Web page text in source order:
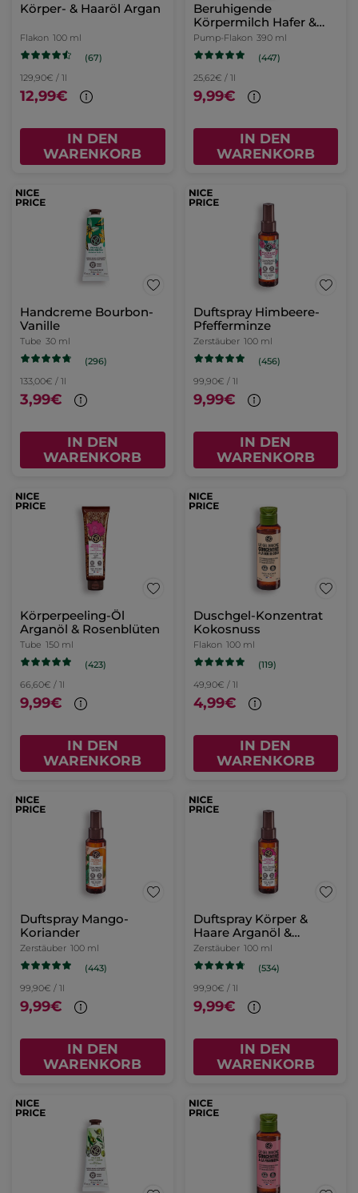
Körper- & Haaröl Argan
Flakon 100 ml
(67)
129,90€ / 1l
12,99€
IN DEN
WARENKORB
Beruhigende
Körpermilch Hafer &
Buchweizen
Pump-Flakon 390 ml
(447)
25,62€ / 1l
9,99€
IN DEN
WARENKORB
Handcreme Bourbon-
Vanille
Tube 30 ml
(296)
133,00€ / 1l
3,99€
IN DEN
WARENKORB
Duftspray Himbeere-
Pfefferminze
Zerstäuber 100 ml
(456)
99,90€ / 1l
9,99€
IN DEN
WARENKORB
Körperpeeling-Öl
Arganöl & Rosenblüten
Tube 150 ml
(423)
66,60€ / 1l
9,99€
IN DEN
WARENKORB
Duschgel-Konzentrat
Kokosnuss
Flakon 100 ml
(119)
49,90€ / 1l
4,99€
IN DEN
WARENKORB
Duftspray Mango-
Koriander
Zerstäuber 100 ml
(443)
99,90€ / 1l
9,99€
IN DEN
WARENKORB
Duftspray Körper &
Haare Arganöl &
Rosenblüten
Zerstäuber 100 ml
(534)
99,90€ / 1l
9,99€
IN DEN
WARENKORB